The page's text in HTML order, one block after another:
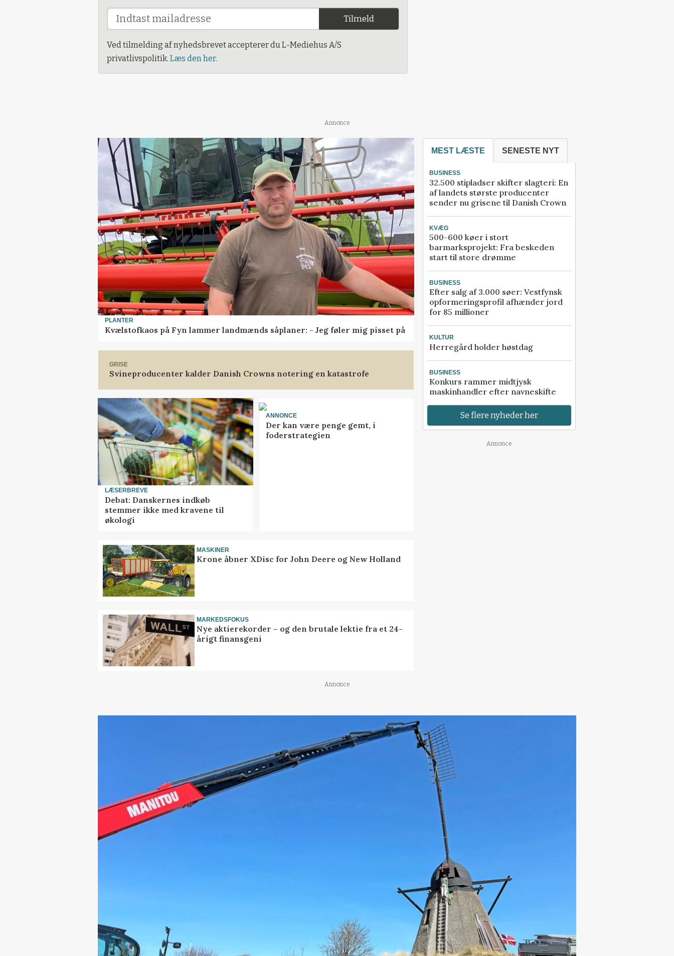
Tilmeld
Ved tilmelding af nyhedsbrevet accepterer du L-Mediehus A/S
privatlivspolitik. Læs den her.
Annonce
PLANTER
Kvælstofkaos på Fyn lammer landmænds såplaner: - Jeg føler mig pisset på
GRISE
Svineproducenter kalder Danish Crowns notering en katastrofe
LÆSERBREVE
Debat: Danskernes indkøb
stemmer ikke med kravene til
økologi
ANNONCE
Der kan være penge gemt, i
foderstrategien
MASKINER
Krone åbner XDisc for John Deere og New Holland
MARKEDSFOKUS
Nye aktierekorder – og den brutale lektie fra et 24-
årigt finansgeni
MEST LÆSTE SENESTE NYT
BUSINESS
32.500 stipladser skifter slagteri: En
af landets største producenter
sender nu grisene til Danish Crown
KVÆG
500-600 køer i stort
barmarksprojekt: Fra beskeden
start til store drømme
BUSINESS
Efter salg af 3.000 søer: Vestfynsk
opformeringsprofil afhænder jord
for 85 millioner
KULTUR
Herregård holder høstdag
BUSINESS
Konkurs rammer midtjysk
maskinhandler efter navneskifte
Se flere nyheder her
Annonce
Annonce